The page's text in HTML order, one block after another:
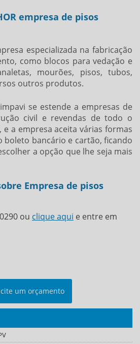
empresa de pisos
especializada na fabricação
como blocos para vedação e
mourões, pisos, tubos,
outros produtos.
se estende a empresas de
civil e revendas de todo o
e a empresa aceita várias formas
boleto bancário e cartão, ficando
a opção que lhe seja mais
Empresa de pisos
ou clique aqui e entre em
um orçamento